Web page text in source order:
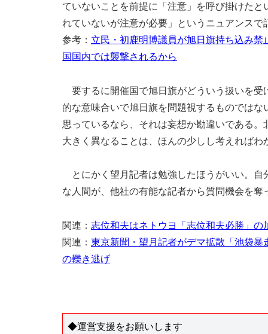
ていないことを前提に「注意」を呼び掛けた
れていないが注意が必要」というニュアンスで
参考： 立民・初鹿明博議員が旭日旗持ち込み
国国内では襲撃されるから
要するに開催国で旭日旗がどういう扱いを受
的な意味合いで旭日旗を問題視するものでは
思っているなら、それは妄想か勘違いである
大きく異なることは、ほんの少しし考えればわ
とにかく望月記者は勉強したほうがいい。自
な人間が、他社の有能な記者から質問機会を奪
関連： 志位和夫はネトウヨ「志位和夫必勝」の
関連： 東京新聞・望月記者がデマ拡散「池袋
の轢き逃げ
◆運営支援をお願いします